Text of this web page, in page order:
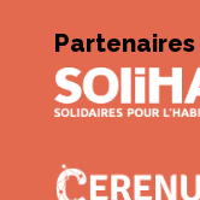
Partenaires